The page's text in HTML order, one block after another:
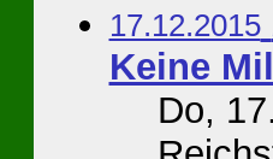
17.12.2015
Keine
Do,